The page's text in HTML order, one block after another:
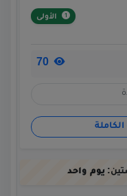
الأولى
يوم واحد